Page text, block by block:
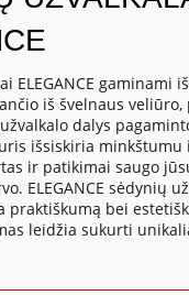
ELEGANCE gaminami
iš švelnaus veliūro,
dalys
išsiskiria minkštumu
ir patikimai saugo
ELEGANCE sėdynių
praktiškumą bei
leidžia sukurti